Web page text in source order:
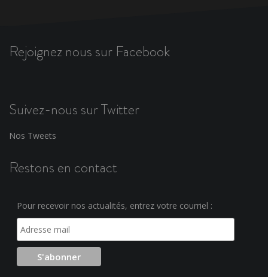
Rejoignez nous sur Facebook
Suivez-nous sur Twitter
Nos Tweets
Restons en contact
Pour recevoir nos actualités, entrez votre courriel :